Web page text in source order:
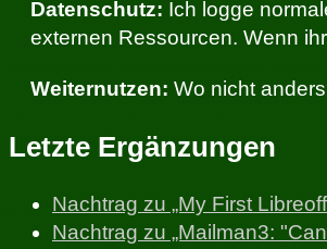
Datenschutz: Ich logge
externen Ressourcen. Wenn
Weiternutzen: Wo nicht
Letzte Ergänzungen
Nachtrag zu „My First
Nachtrag zu „Mailman3: